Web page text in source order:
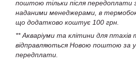
поштою тільки після передоплати
наданими менеджерами, в
що додатково коштує 100 грн.
** Акваріуми та клітини для птахів
відправляються Новою поштою за
передплати.